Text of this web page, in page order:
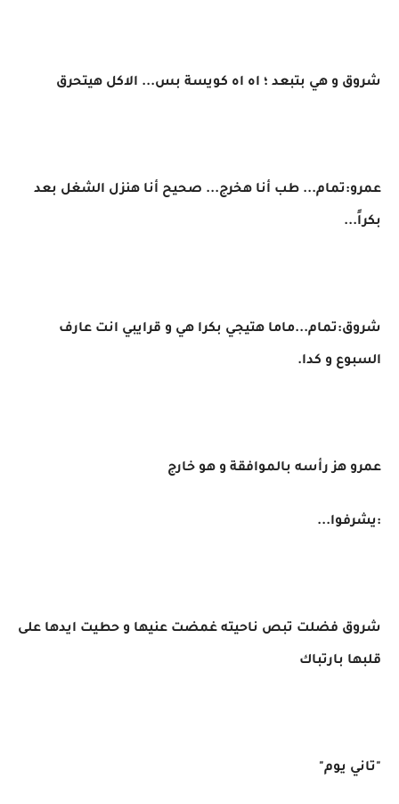
شروق و هي بتبعد ؛ اه اه كويسة بس... الاكل هيتحرق
عمرو:تمام... طب أنا هخرج... صحيح أنا هنزل الشغل بعد
بكراً...
شروق:تمام...ماما هتيجي بكرا هي و قرايبي انت عارف
السبوع و كدا.
عمرو هز رأسه بالموافقة و هو خارج
:يشرفوا...
شروق فضلت تبص ناحيته غمضت عنيها و حطيت ايدها على
قلبها بارتباك
"تاني يوم"